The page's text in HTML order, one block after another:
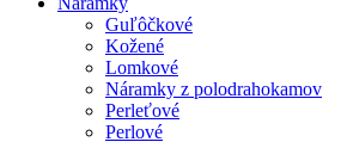
Guľôčkové
Kožené
Lomkové
Náramky z polodrahokamov
Perleťové
Perlové